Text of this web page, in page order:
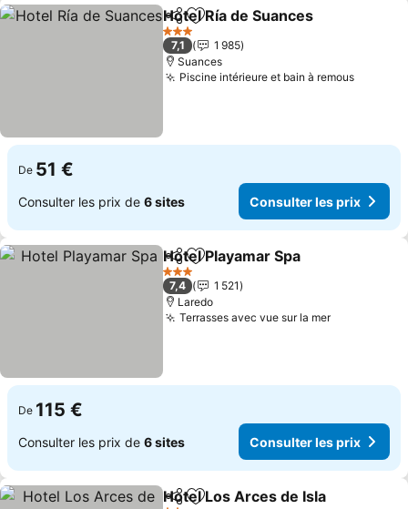
PartagerAjouter à mes favoris
Hotel Ría de Suances
3 Étoiles
7,1
1 985
Suances
Piscine intérieure et bain à remous
De 51 €
Consulter les prix de 6 sites Consulter les prix
PartagerAjouter à mes favoris
Hotel Playamar Spa
3 Étoiles
7,4
1 521
Laredo
Terrasses avec vue sur la mer
De 115 €
Consulter les prix de 6 sites Consulter les prix
Partager
Hotel Los Arces de Isla